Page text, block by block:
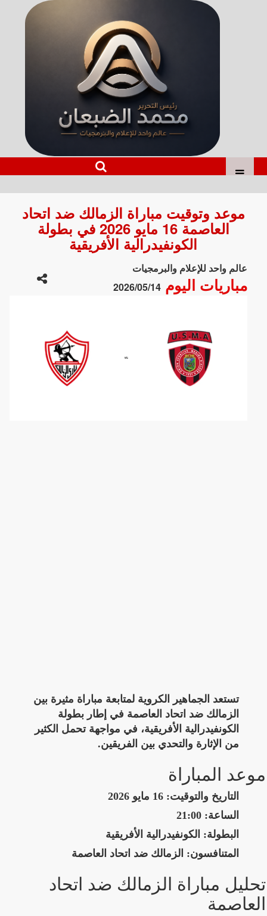
موعد وتوقيت مباراة الزمالك ضد اتحاد
العاصمة 16 مايو 2026 في بطولة
الكونفيدرالية الأفريقية
عالم واحد للإعلام والبرمجيات
مباريات اليوم2026/05/14
تستعد الجماهير الكروية لمتابعة مباراة مثيرة بين
الزمالك ضد اتحاد العاصمة في إطار بطولة
الكونفيدرالية الأفريقية، في مواجهة تحمل الكثير
من الإثارة والتحدي بين الفريقين.
موعد المباراة
التاريخ والتوقيت: 16 مايو 2026
الساعة: 21:00
البطولة: الكونفيدرالية الأفريقية
المتنافسون: الزمالك ضد اتحاد العاصمة
تحليل مباراة الزمالك ضد اتحاد
العاصمة